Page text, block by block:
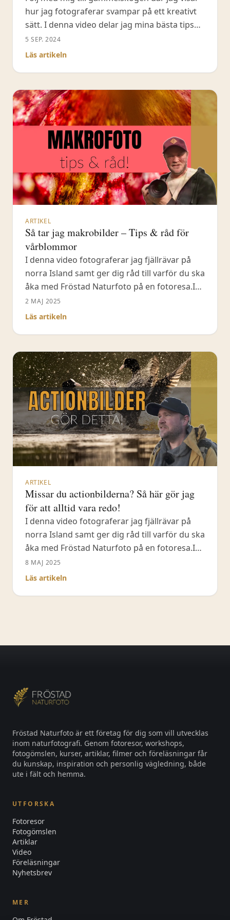
hur jag fotograferar svampar på ett kreativt
sätt. I denna video delar jag mina bästa tips
och tekniker för att fånga svamparnas
karaktär med hjälp av externt ljus, låga vinklar
kompositioner jag letar
5 SEP. 2024
Läs artikeln
ARTIKEL
Så tar jag makrobilder – Tips & råd för
vårblommor
I denna video fotograferar jag fjällrävar på
norra Island samt ger dig råd till varför du ska
åka med Fröstad Naturfoto på en fotoresa.I
den här videon visar jag hur jag tänker när jag
fotograferar vårblommor med makro.
2 MAJ 2025
Läs artikeln
ARTIKEL
Missar du actionbilderna? Så här gör jag
för att alltid vara redo!
I denna video fotograferar jag fjällrävar på
norra Island samt ger dig råd till varför du ska
åka med Fröstad Naturfoto på en fotoresa.I
den här videon visar jag hur jag tänker när jag
fotograferar vårblommor med makro.I den
8 MAJ 2025
Läs artikeln
Fröstad Naturfoto är ett företag för dig som vill utvecklas
inom naturfotografi. Genom fotoresor, workshops,
fotogömslen, kurser, artiklar, filmer och föreläsningar får
du kunskap, inspiration och personlig vägledning, både
ute i fält och hemma.
UTFORSKA
Fotoresor
Fotogömslen
Artiklar
Video
Föreläsningar
Nyhetsbrev
MER